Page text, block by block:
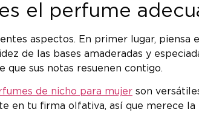
el perfume
aspectos. En primer lugar,
de las bases amaderadas y
sus notas resuenen contigo.
de nicho para mujer son
en tu firma olfativa, así que merece